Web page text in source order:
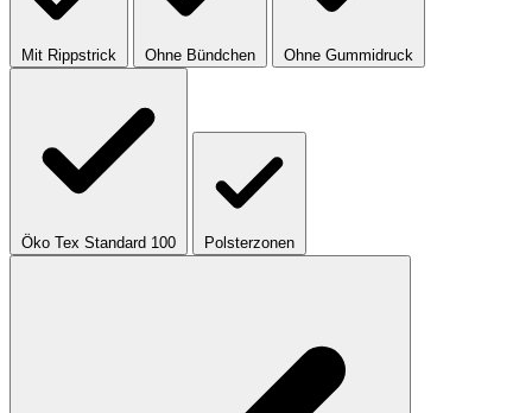
Mit Rippstrick Ohne Bündchen Ohne Gummidruck
Öko Tex Standard 100 Polsterzonen